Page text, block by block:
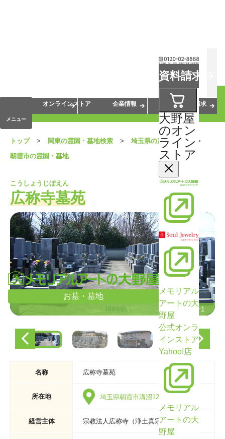
お墓・墓地
資料請求
大野屋
のオン
ライン
ストア
メモリアル
アートの大
野屋
公式オンラ
インストア
Yahoo!店
メモリアル
アートの大
野屋
メニュー
会員サービス
オンラインストア
企業情報 資料請求
トップ 関東の霊園・墓地検索
埼玉県の霊園・墓地
朝霞市の霊園・墓地
こうしょうじぼえん
広称寺墓苑
墓域の様子1
墓域の様子1
名称 広称寺墓苑
所在地 埼玉県朝霞市溝沼1257
経営主体 宗教法人広称寺（浄土真宗）